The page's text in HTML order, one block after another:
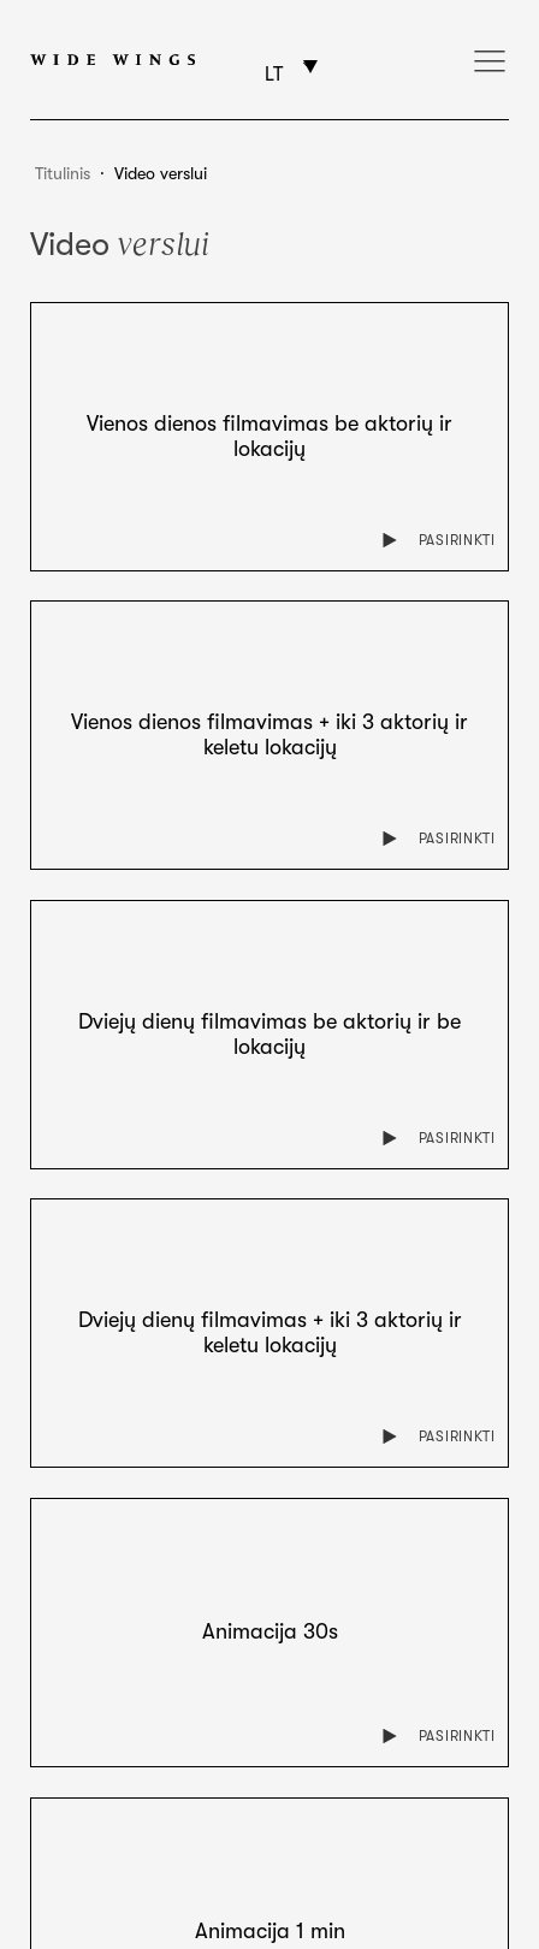
LT
Titulinis ⸱ Video verslui
Video verslui
Vienos dienos filmavimas be aktorių ir
lokacijų
PASIRINKTI
Vienos dienos filmavimas + iki 3 aktorių ir
keletu lokacijų
PASIRINKTI
Dviejų dienų filmavimas be aktorių ir be
lokacijų
PASIRINKTI
Dviejų dienų filmavimas + iki 3 aktorių ir
keletu lokacijų
PASIRINKTI
Animacija 30s
PASIRINKTI
Animacija 1 min